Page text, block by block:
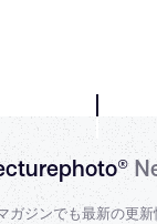
ガジンでも最新の更新